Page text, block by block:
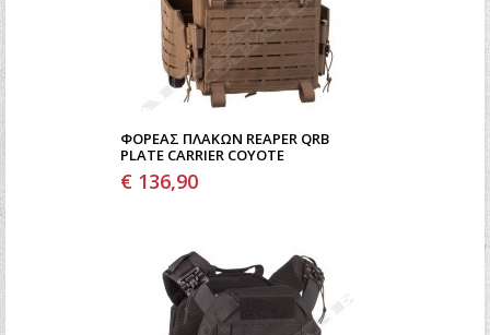
ΦΟΡΈΑΣ ΠΛΑΚΏΝ REAPER QRB
PLATE CARRIER COYOTE
€ 136,90